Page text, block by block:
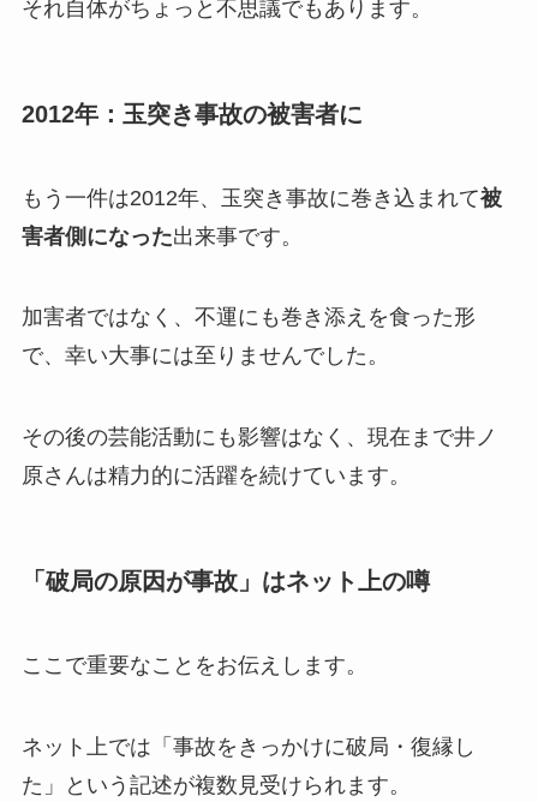
それ自体がちょっと不思議でもあります。
2012年：玉突き事故の被害者に
もう一件は2012年、玉突き事故に巻き込まれて被
害者側になった出来事です。
加害者ではなく、不運にも巻き添えを食った形
で、幸い大事には至りませんでした。
その後の芸能活動にも影響はなく、現在まで井ノ
原さんは精力的に活躍を続けています。
「破局の原因が事故」はネット上の噂
ここで重要なことをお伝えします。
ネット上では「事故をきっかけに破局・復縁し
た」という記述が複数見受けられます。